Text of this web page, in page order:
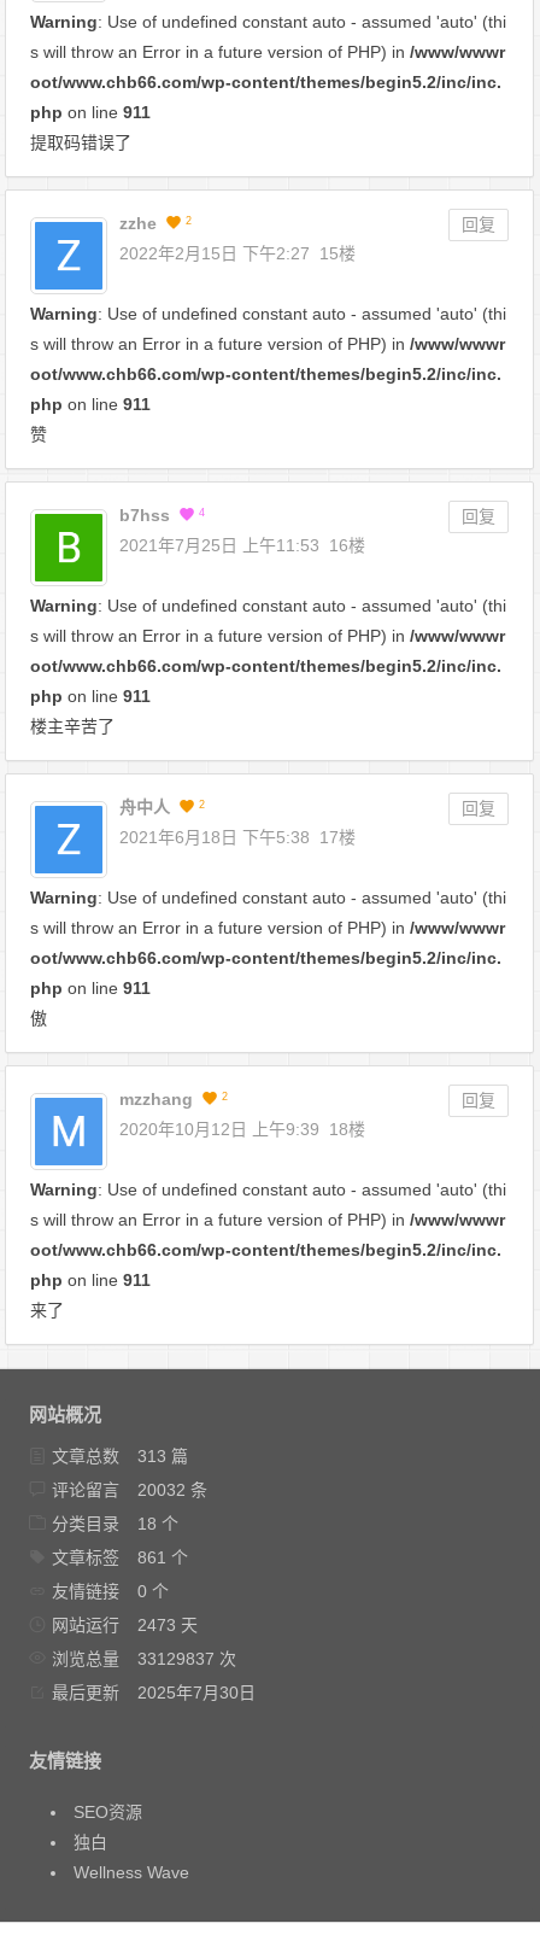
Warning: Use of undefined constant auto - assumed 'auto' (thi
s will throw an Error in a future version of PHP) in/www/wwwr
oot/www.chb66.com/wp-content/themes/begin5.2/inc/inc.
php on line911
提取码错误了
zzhe 2
回复
2022年2月15日 下午2:27
15楼
Warning: Use of undefined constant auto - assumed 'auto' (thi
s will throw an Error in a future version of PHP) in/www/wwwr
oot/www.chb66.com/wp-content/themes/begin5.2/inc/inc.
php on line911
赞
b7hss 4
回复
2021年7月25日 上午11:53
16楼
Warning: Use of undefined constant auto - assumed 'auto' (thi
s will throw an Error in a future version of PHP) in/www/wwwr
oot/www.chb66.com/wp-content/themes/begin5.2/inc/inc.
php on line911
楼主辛苦了
舟中人 2
回复
2021年6月18日 下午5:38
17楼
Warning: Use of undefined constant auto - assumed 'auto' (thi
s will throw an Error in a future version of PHP) in/www/wwwr
oot/www.chb66.com/wp-content/themes/begin5.2/inc/inc.
php on line911
傲
mzzhang 2
回复
2020年10月12日 上午9:39
18楼
Warning: Use of undefined constant auto - assumed 'auto' (thi
s will throw an Error in a future version of PHP) in/www/wwwr
oot/www.chb66.com/wp-content/themes/begin5.2/inc/inc.
php on line911
来了
网站概况
文章总数
313 篇
评论留言
20032 条
分类目录
18 个
文章标签
861 个
友情链接
0 个
网站运行
2473 天
浏览总量
33129837 次
最后更新
2025年7月30日
友情链接
SEO资源
独白
Wellness Wave